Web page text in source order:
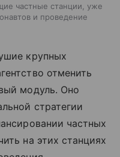
частные станции, уже
и проведение
крупных
отменить
модуль. Оно
стратегии
частных
на этих станциях